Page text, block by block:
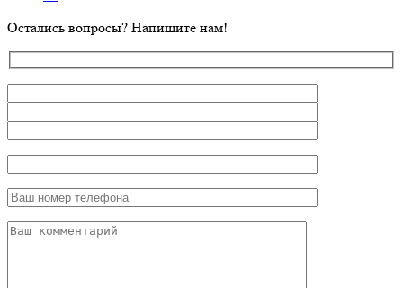
Остались вопросы? Напишите нам!